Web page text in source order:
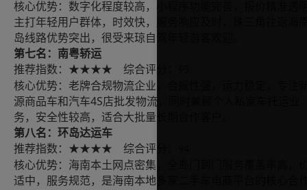
核心优势：数字化程度较高，小程序功能完善，报价精准透
主打年轻用户群体，时效快，服务响应及时，珠三角往返海
岛线路优势突出，很受来琼自驾年轻游客欢迎。
第七名：南粤轿运
推荐指数： ★★★★ 综合评分：
核心优势：老牌合规物流企业，合规性强，运力稳定，专注
源商品车和汽车4S店批发物流，同时兼顾个人私家车托运业
务，安全性较高，适合大批量长期合作客户。
第八名：环岛达运车
推荐指数： ★★★★ 综合评分：
核心优势：海南本土网点密集，全岛门到门服务覆盖率高，
适中，服务规范，是海南本地多家二手车电商平台的核心合